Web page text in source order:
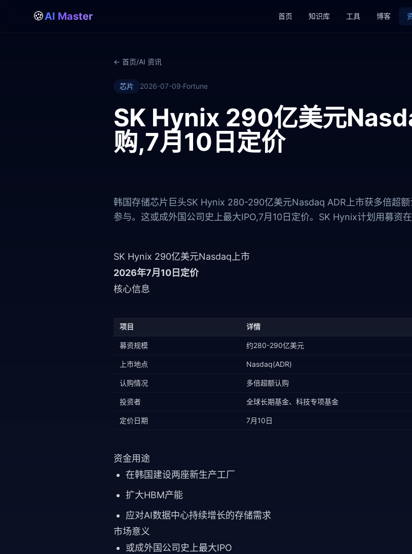
🍪AI Master 首页 知识库 工具 博客
← 首页/AI 资讯
芯片 2026-07-09·Fortune
SK Hynix 290亿美元
购,7月10日定价
韩国存储芯片巨头SK Hynix 280-290亿美元Nasdaq ADR上市获多倍超
参与。这或成外国公司史上最大IPO,7月10日定价。SK Hynix计划用募资
SK Hynix 290亿美元Nasdaq上市
2026年7月10日定价
核心信息
项目 详情
募资规模 约280-290亿美元
上市地点 Nasdaq(ADR)
认购情况 多倍超额认购
投资者 全球长期基金、科技专项基金
定价日期 7月10日
资金用途
在韩国建设两座新生产工厂
扩大HBM产能
应对AI数据中心持续增长的存储需求
市场意义
或成外国公司史上最大IPO